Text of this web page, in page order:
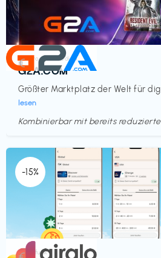
Elektronik & Medien
G2A.COM
Größter Marktplatz der Welt für
lesen
€‎
Kombinierbar mit bereits
-15%
Mobilfunk